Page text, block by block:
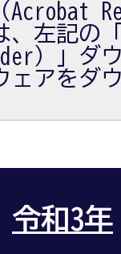
Acrobat
左記の
）」ダ
ェアをダ
令和3年